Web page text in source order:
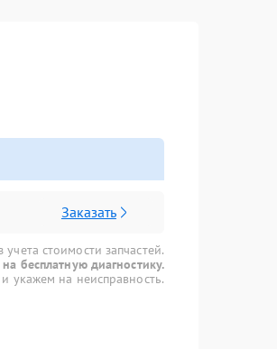
Заказать
стоимости запчастей.
бесплатную диагностику.
укажем на неисправность.